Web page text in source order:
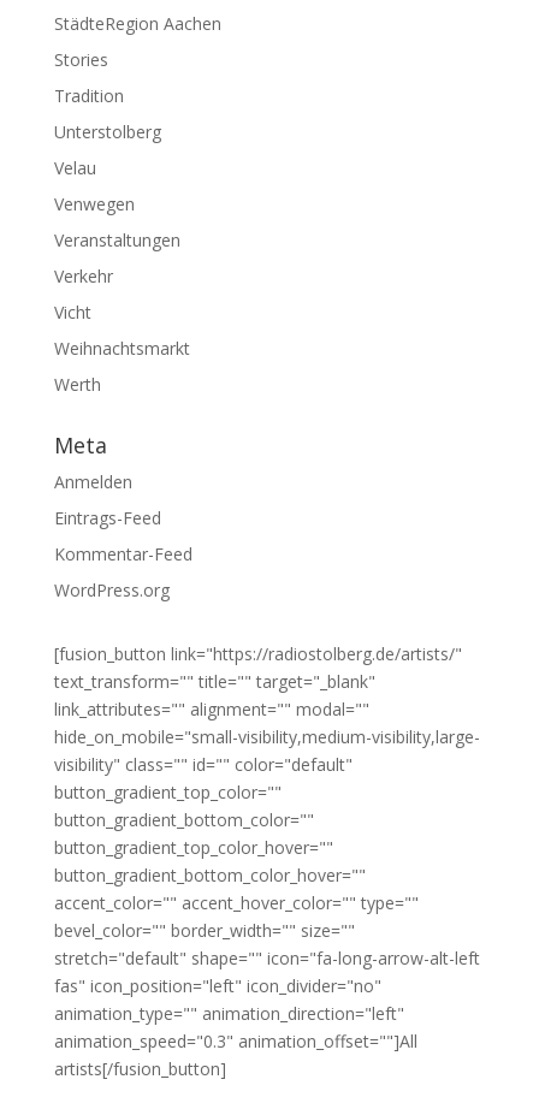
StädteRegion Aachen
Stories
Tradition
Unterstolberg
Velau
Venwegen
Veranstaltungen
Verkehr
Vicht
Weihnachtsmarkt
Werth
Meta
Anmelden
Eintrags-Feed
Kommentar-Feed
WordPress.org
[fusion_button link="https://radiostolberg.de/artists/"
text_transform="" title="" target="_blank"
link_attributes="" alignment="" modal=""
hide_on_mobile="small-visibility,medium-visibility,large-
visibility" class="" id="" color="default"
button_gradient_top_color=""
button_gradient_bottom_color=""
button_gradient_top_color_hover=""
button_gradient_bottom_color_hover=""
accent_color="" accent_hover_color="" type=""
bevel_color="" border_width="" size=""
stretch="default" shape="" icon="fa-long-arrow-alt-left
fas" icon_position="left" icon_divider="no"
animation_type="" animation_direction="left"
animation_speed="0.3" animation_offset=""]All
artists[/fusion_button]